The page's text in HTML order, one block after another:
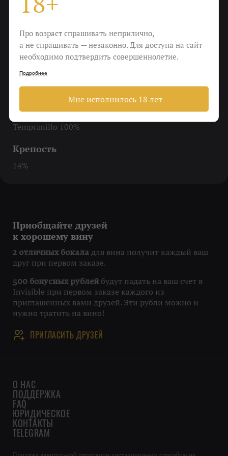
До 16-18 градусов
Еда
Стейки, запеченная говядина, утка, колбасы
Пить
Когда риоха не помогает
Виноград
Tempranillo 100%
Крепость
14%
Приобщайте друзей
к хорошему вину
2 отличных бокала для вина получит каждый ваш
друг при первом заказе.
500 бонусных рублей будут падать на ваш счет в
Invisible при первом заказе каждого из
приглашенных вами друзей. Эти рубли можно и
нужно тратить на вино!
ПРИГЛАСИТЬ ДРУЗЕЙ
О НАС
ПОДДЕРЖКА
FAQ
ЮРИДИЧЕСКОЕ
КОНТАКТЫ
TELEGRAM
Про возраст спрашивать неприлично,
а не спрашивать — незаконно. Для доступа на сайт
необходимо подтвердить совершеннолетие.
Подробнее
Мне исполнилось 18 лет